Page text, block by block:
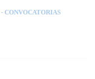
- CONVOCATORIAS